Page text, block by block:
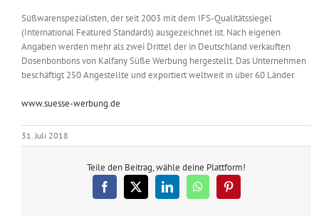
Süßwarenspezialisten, der seit 2003 mit dem IFS-Qualitätssiegel
(International Featured Standards) ausgezeichnet ist. Nach eigenen
Angaben werden mehr als zwei Drittel der in Deutschland verkauften
Dosenbonbons von Kalfany Süße Werbung hergestellt. Das Unternehmen
beschäftigt 250 Angestellte und exportiert weltweit in über 60 Länder.
www.suesse-werbung.de
31. Juli 2018
Teile den Beitrag, wähle deine Plattform!
Facebook
X LinkedInWhatsAppPinterest